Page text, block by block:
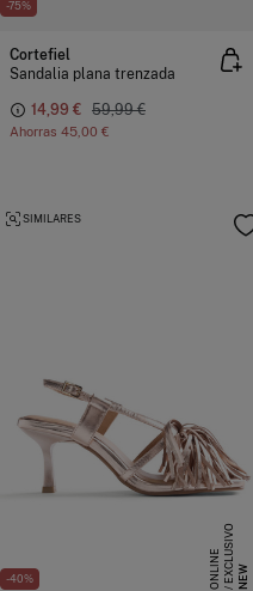
-75%
Cortefiel
Sandalia plana trenzada
14,99 € 59,99 €
Ahorras 45,00 €
-40% NEW
E
X
C
L
US
I
V
O
O
N
L
I
N
E
SIMILARES